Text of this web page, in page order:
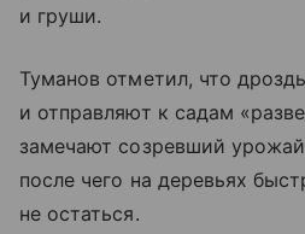
и груши.
Туманов отметил, что
и отправляют к садам
замечают созревший
после чего на деревьях
не остаться.